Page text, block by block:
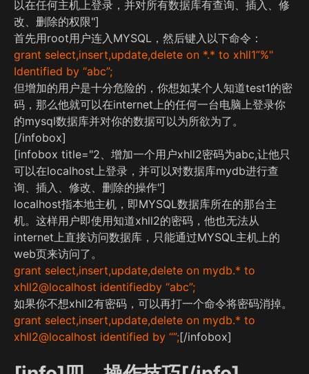
以在任何主机上登录，并对所有数据库有查询、插入、修
改、删除的权限"]
首先用root用户连入MYSQL，然后键入以下命令：
grant select,insert,update,delete on *.* to xhll1”%"
Identified by “abc”;
但增加的用户是十分危险的，你想如某个人知道test1的密
码，那么他就可以在internet上的任何一台电脑上登录你
的mysql数据库并对你的数据可以为所欲为了。
[/infobox]
[infobox title="2、增加一个用户xhll2密码为abc,让他只
可以在localhost上登录，并可以对数据库mydb进行查
询、插入、修改、删除的操作"]
localhost指本地主机，即MYSQL数据库所在的那台主
机。这样用户即使用知道xhll2的密码，他也无法从
internet上直接访问数据库，只能通过MYSQL主机上的
web页来访问了。
grant select,insert,update,delete on mydb.* to
xhll2@localhost identifiedby “abc”;
如果你不想xhll2有密码，可以再打一个命令将密码消掉。
grant select,insert,update,delete on mydb.* to
xhll2@localhost identified by “”;[/infobox]